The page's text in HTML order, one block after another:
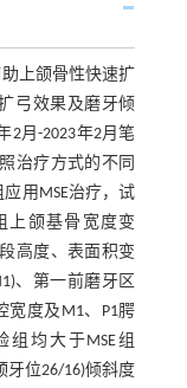
上颌骨性快速扩
弓效果及磨牙倾
2月-2023年2月笔
治疗方式的不同
应用MSE治疗，试
上颌基骨宽度变
高度、表面积变
、第一前磨牙区
宽度及M1、P1腭
组均大于MSE组
牙位26/16)倾斜度